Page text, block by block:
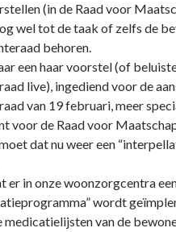
(in de Raad voor
wel tot de taak of zelfs de
behoren.
een haar voorstel (of
live), ingediend voor de
van 19 februari, meer
voor de Raad voor
dat nu weer een
er in onze woonzorgcentra
wordt
medicatielijsten van de